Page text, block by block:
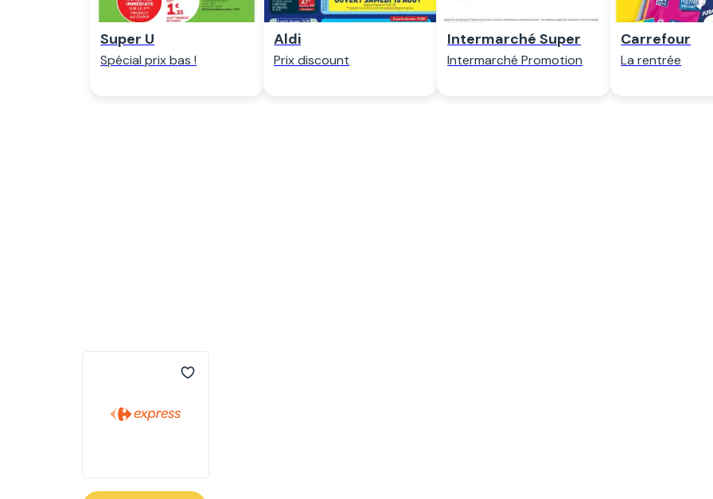
Super U
Spécial prix bas !
Aldi
Prix discount
Intermarché Super
Intermarché Promotion
Carrefour
La rentrée